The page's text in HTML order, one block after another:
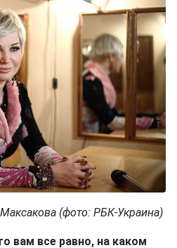
(фото: РБК-Украина)
вам все равно, на каком